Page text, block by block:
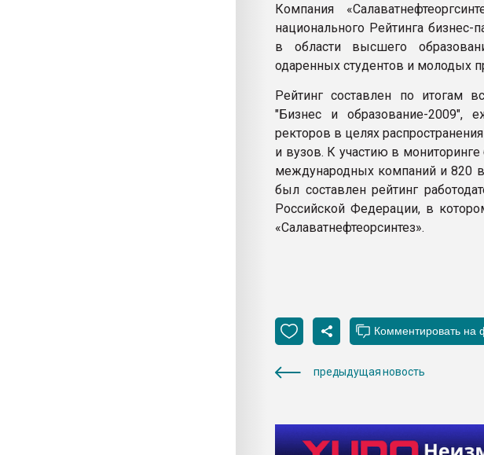
Компания
национального Рейтинга
в области высшего
одаренных студентов и молодых
Рейтинг составлен по итогам
"Бизнес и образование-2009",
ректоров в целях
и вузов. К участию в
международных компаний и 820
был составлен рейтинг
Российской Федерации, в
«Салаватнефтеорсинтез».
предыдущая новость